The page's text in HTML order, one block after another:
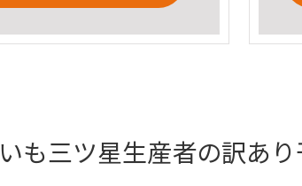
も三ツ星生産者の訳あ